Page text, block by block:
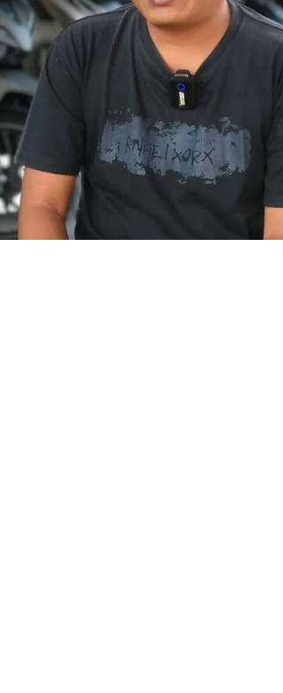
Migran Indonesia (PMI)